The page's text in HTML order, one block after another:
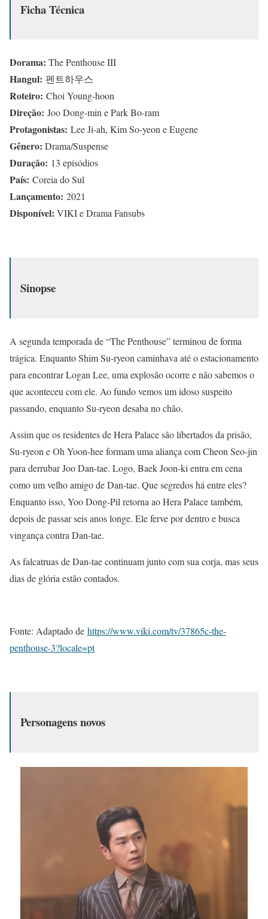
Ficha Técnica
Dorama: The Penthouse III
Hangul: 펜트하우스
Roteiro: Choi Young-hoon
Direção: Joo Dong-min e Park Bo-ram
Protagonistas: Lee Ji-ah, Kim So-yeon e Eugene
Gênero: Drama/Suspense
Duração: 13 episódios
País: Coreia do Sul
Lançamento: 2021
Disponível: VIKI e Drama Fansubs
Sinopse
A segunda temporada de “The Penthouse” terminou de forma
trágica. Enquanto Shim Su-ryeon caminhava até o estacionamento
para encontrar Logan Lee, uma explosão ocorre e não sabemos o
que aconteceu com ele. Ao fundo vemos um idoso suspeito
passando, enquanto Su-ryeon desaba no chão.
Assim que os residentes de Hera Palace são libertados da prisão,
Su-ryeon e Oh Yoon-hee formam uma aliança com Cheon Seo-jin
para derrubar Joo Dan-tae. Logo, Baek Joon-ki entra em cena
como um velho amigo de Dan-tae. Que segredos há entre eles?
Enquanto isso, Yoo Dong-Pil retorna ao Hera Palace também,
depois de passar seis anos longe. Ele ferve por dentro e busca
vingança contra Dan-tae.
As falcatruas de Dan-tae continuam junto com sua corja, mas seus
dias de glória estão contados.
Fonte: Adaptado de https://www.viki.com/tv/37865c-the-
penthouse-3?locale=pt
Personagens novos